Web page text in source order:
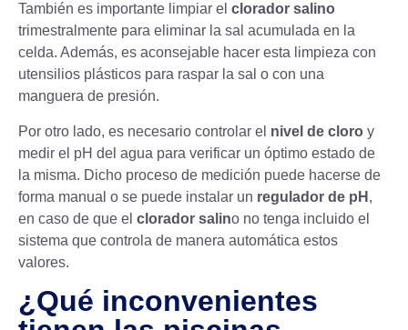
También es importante limpiar el clorador salino
trimestralmente para eliminar la sal acumulada en la
celda. Además, es aconsejable hacer esta limpieza con
utensilios plásticos para raspar la sal o con una
manguera de presión.
Por otro lado, es necesario controlar el nivel de cloro y
medir el pH del agua para verificar un óptimo estado de
la misma. Dicho proceso de medición puede hacerse de
forma manual o se puede instalar un regulador de pH ,
en caso de que el clorador salino no tenga incluido el
sistema que controla de manera automática estos
valores.
¿Qué inconvenientes